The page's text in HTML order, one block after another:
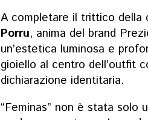
A completare il trittico della
Porru, anima del brand
un’estetica luminosa e
gioiello al centro dell’outfit
dichiarazione identitaria.
“Feminas” non è stata solo